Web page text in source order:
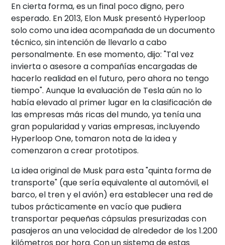
En cierta forma, es un final poco digno, pero
esperado. En 2013, Elon Musk presentó Hyperloop
solo como una idea acompañada de un documento
técnico, sin intención de llevarlo a cabo
personalmente. En ese momento, dijo: "Tal vez
invierta o asesore a compañías encargadas de
hacerlo realidad en el futuro, pero ahora no tengo
tiempo". Aunque la evaluación de Tesla aún no lo
había elevado al primer lugar en la clasificación de
las empresas más ricas del mundo, ya tenía una
gran popularidad y varias empresas, incluyendo
Hyperloop One, tomaron nota de la idea y
comenzaron a crear prototipos.
La idea original de Musk para esta "quinta forma de
transporte" (que sería equivalente al automóvil, el
barco, el tren y el avión) era establecer una red de
tubos prácticamente en vacío que pudiera
transportar pequeñas cápsulas presurizadas con
pasajeros an una velocidad de alrededor de los 1.200